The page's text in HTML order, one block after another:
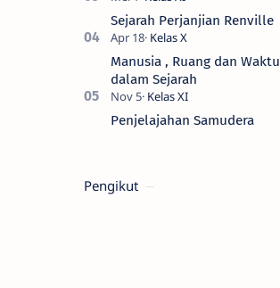
Sejarah Perjanjian Renville
Manusia , Ruang dan Waktu
dalam Sejarah
Penjelajahan Samudera
Pengikut